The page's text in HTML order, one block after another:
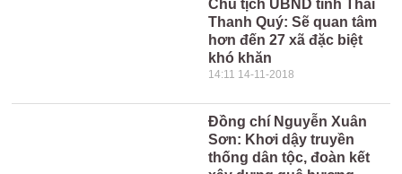
Chủ tịch UBND tỉnh Thái
Thanh Quý: Sẽ quan tâm
hơn đến 27 xã đặc biệt
khó khăn
14:11 14-11-2018
Đồng chí Nguyễn Xuân
Sơn: Khơi dậy truyền
thống dân tộc, đoàn kết